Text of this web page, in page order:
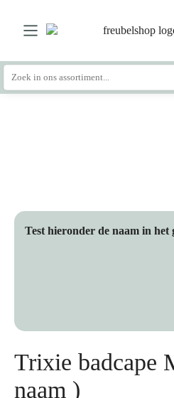
Zoeken
naar:
Test hieronder de naam in het
Trixie badcape
naam )